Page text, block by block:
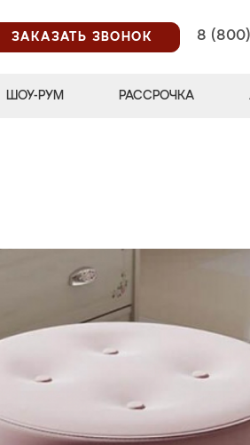
ЗАКАЗАТЬ ЗВОНОК
8
ШОУ-РУМ РАССРОЧКА